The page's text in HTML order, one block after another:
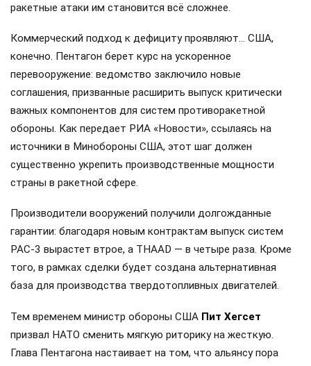
ракетные атаки им становится всё сложнее.
Коммерческий подход к дефициту проявляют… США,
конечно. Пентагон берет курс на ускоренное
перевооружение: ведомство заключило новые
соглашения, призванные расширить выпуск критически
важных компонентов для систем противоракетной
обороны. Как передает РИА «Новости», ссылаясь на
источники в Минобороны США, этот шаг должен
существенно укрепить производственные мощности
страны в ракетной сфере.
Производители вооружений получили долгожданные
гарантии: благодаря новым контрактам выпуск систем
PAC-3 вырастет втрое, а THAAD — в четыре раза. Кроме
того, в рамках сделки будет создана альтернативная
база для производства твердотопливных двигателей.
Тем временем министр обороны США Пит Хегсет
призвал НАТО сменить мягкую риторику на жесткую.
Глава Пентагона настаивает на том, что альянсу пора